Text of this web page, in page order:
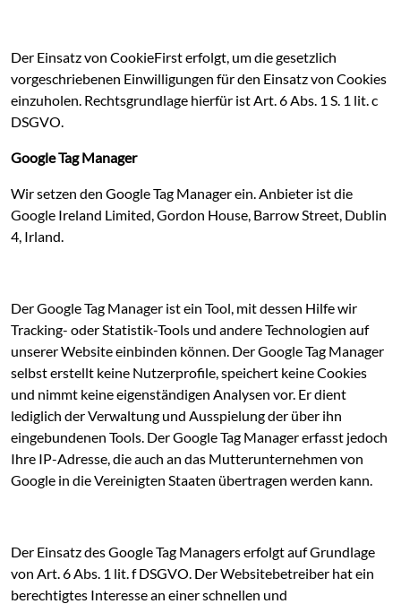
Der Einsatz von CookieFirst erfolgt, um die gesetzlich
vorgeschriebenen Einwilligungen für den Einsatz von Cookies
einzuholen. Rechtsgrundlage hierfür ist Art. 6 Abs. 1 S. 1 lit. c
DSGVO.
Google Tag Manager
Wir setzen den Google Tag Manager ein. Anbieter ist die
Google Ireland Limited, Gordon House, Barrow Street, Dublin
4, Irland.
Der Google Tag Manager ist ein Tool, mit dessen Hilfe wir
Tracking- oder Statistik-Tools und andere Technologien auf
unserer Website einbinden können. Der Google Tag Manager
selbst erstellt keine Nutzerprofile, speichert keine Cookies
und nimmt keine eigenständigen Analysen vor. Er dient
lediglich der Verwaltung und Ausspielung der über ihn
eingebundenen Tools. Der Google Tag Manager erfasst jedoch
Ihre IP-Adresse, die auch an das Mutterunternehmen von
Google in die Vereinigten Staaten übertragen werden kann.
Der Einsatz des Google Tag Managers erfolgt auf Grundlage
von Art. 6 Abs. 1 lit. f DSGVO. Der Websitebetreiber hat ein
berechtigtes Interesse an einer schnellen und